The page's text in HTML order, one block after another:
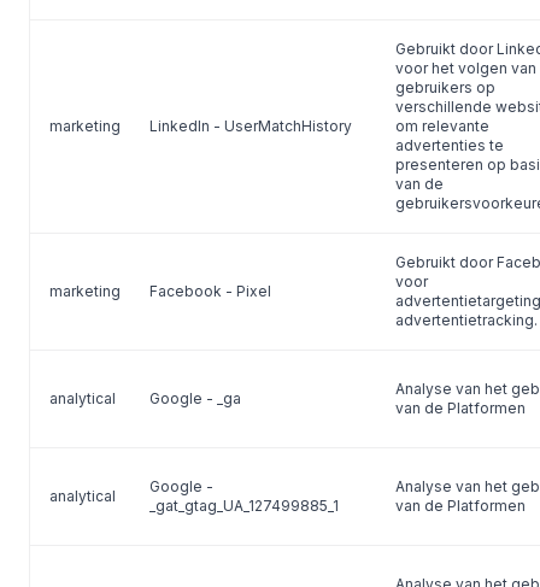
marketing LinkedIn - UserMatchHistory
Gebruikt door
voor het volgen van
gebruikers op
verschillende
om relevante
advertenties te
presenteren op
van de
marketing Facebook - Pixel
Gebruikt door
voor
advertentietracking.
analytical Google - _ga
Analyse van het
van de Platformen
analytical
Google -
_gat_gtag_UA_127499885_1
Analyse van het
van de Platformen